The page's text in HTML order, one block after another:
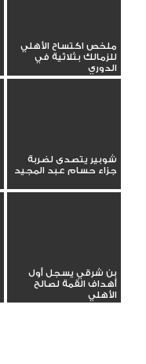
ملخص اكتساح الأهلي
للزمالك بثلاثية في
الدوري
شوبير يتصدى لضربة
جزاء حسام عبد المجيد
بن شرقي يسجل أول
أهداف القمة لصالح
الأهلي